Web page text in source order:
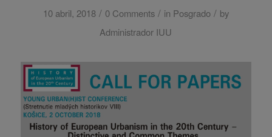
10 abril, 2018 / 0 Comments / in Posgrado / by
Administrador IUU